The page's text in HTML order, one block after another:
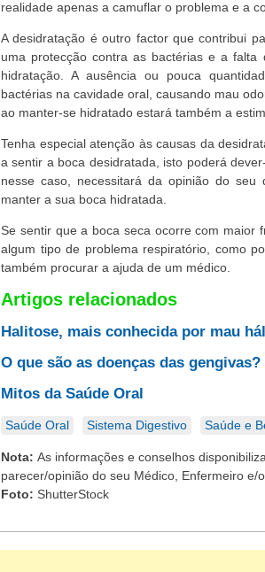
realidade apenas a camuflar o problema e a
A desidratação é outro factor que contribui
uma protecção contra as bactérias e a
hidratação. A ausência ou pouca
bactérias na cavidade oral, causando mau
ao manter-se hidratado estará também a
Tenha especial atenção às causas da
a sentir a boca desidratada, isto poderá
nesse caso, necessitará da opinião do
manter a sua boca hidratada.
Se sentir que a boca seca ocorre com maior
algum tipo de problema respiratório, como
também procurar a ajuda de um médico.
Artigos relacionados
Halitose, mais conhecida por mau
O que são as doenças das gengivas?
Mitos da Saúde Oral
Saúde Oral Sistema Digestivo Saúde e
Nota: As informações e conselhos
parecer/opinião do seu Médico, Enfermeiro e/
Foto: ShutterStock